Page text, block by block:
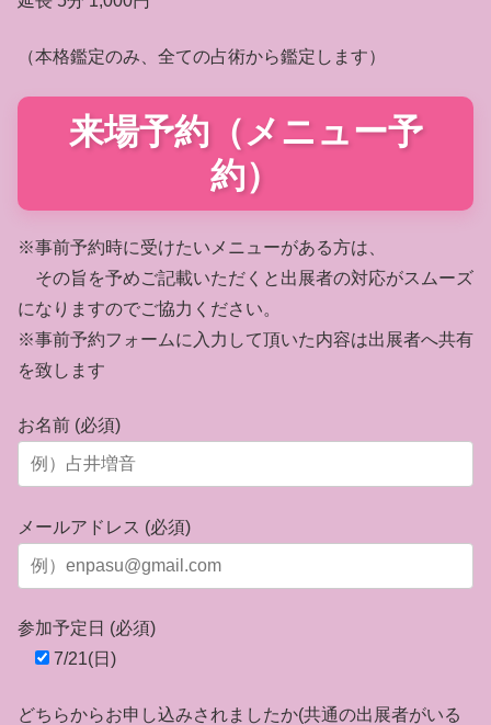
（本格鑑定のみ、全ての占術から鑑定します）
来場予約（メニュー予
約）
※事前予約時に受けたいメニューがある方は、
その旨を予めご記載いただくと出展者の対応がスムーズ
になりますのでご協力ください。
※事前予約フォームに入力して頂いた内容は出展者へ共有
を致します
お名前 (必須)
メールアドレス (必須)
参加予定日 (必須)
7/21(日)
どちらからお申し込みされましたか(共通の出展者がいる